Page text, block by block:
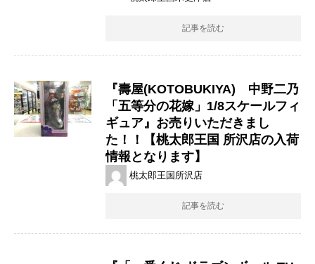
記事を読む
『壽屋(KOTOBUKIYA) 中野二乃
​「五等分の花嫁」1/8スケールフィ
ギュア』お売りいただきまし
た！！【桃太郎王国 所沢店の入荷
情報となります】
桃太郎王国所沢店
記事を読む